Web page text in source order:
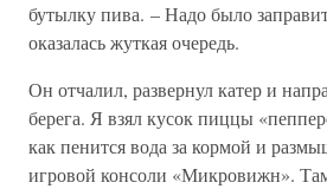
бутылку пива. – Надо было
оказалась жуткая очередь.
Он отчалил, развернул катер и
берега. Я взял кусок пиццы
как пенится вода за кормой и
игровой консоли «Микровижн».